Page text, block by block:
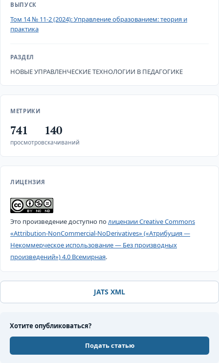
ВЫПУСК
Том 14 № 11-2 (2024): Управление образованием: теория и
практика
РАЗДЕЛ
НОВЫЕ УПРАВЛЕНЧЕСКИЕ ТЕХНОЛОГИИ В ПЕДАГОГИКЕ
МЕТРИКИ
741
просмотров
140
скачиваний
ЛИЦЕНЗИЯ
Это произведение доступно полицензии Creative Commons
«Attribution-NonCommercial-NoDerivatives» («Атрибуция —
Некоммерческое использование — Без производных
произведений») 4.0 Всемирная.
JATS XML
Хотите опубликоваться?
Подать статью